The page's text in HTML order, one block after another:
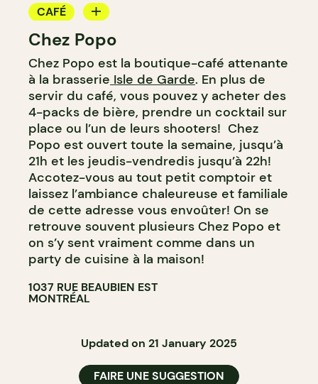
CAFÉ
CRÈME GLACÉE
Chez Popo
Chez Popo est la boutique-café attenante
à la brasserie Isle de Garde. En plus de
servir du café, vous pouvez y acheter des
4-packs de bière, prendre un cocktail sur
place ou l’un de leurs shooters! Chez
Popo est ouvert toute la semaine, jusqu’à
21h et les jeudis-vendredis jusqu’à 22h!
Accotez-vous au tout petit comptoir et
laissez l’ambiance chaleureuse et familiale
de cette adresse vous envoûter! On se
retrouve souvent plusieurs Chez Popo et
on s’y sent vraiment comme dans un
party de cuisine à la maison!
1037 RUE BEAUBIEN EST
MONTRÉAL
Updated on 21 January 2025
FAIRE UNE SUGGESTION